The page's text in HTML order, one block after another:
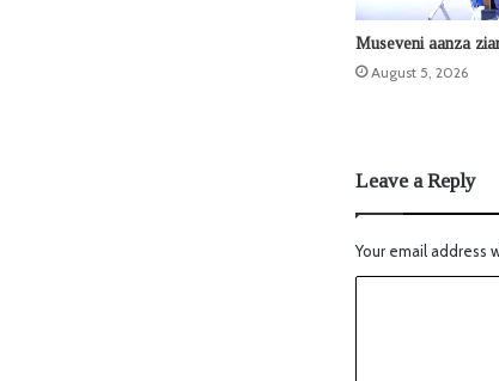
Museveni aanza
August 5, 2026
Leave a Reply
Your email address